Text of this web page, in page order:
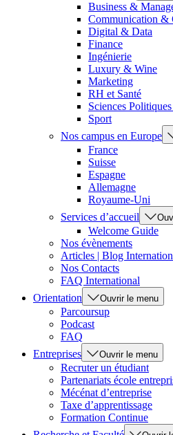
Business &
Communication &
Digital & Data
Finance
Ingénierie
Luxury & Wine
Marketing
RH et Santé
Sciences
Sport
Nos campus en Europe
France
Suisse
Espagne
Allemagne
Royaume-Uni
Services d’accueil
Welcome Guide
Nos évènements
Articles | Blog
Nos Contacts
FAQ International
Orientation
Ouvrir le menu
Parcoursup
Podcast
FAQ
Entreprises
Ouvrir le menu
Recruter un étudiant
Partenariats école
Mécénat d’entreprise
Taxe d’apprentissage
Formation Continue